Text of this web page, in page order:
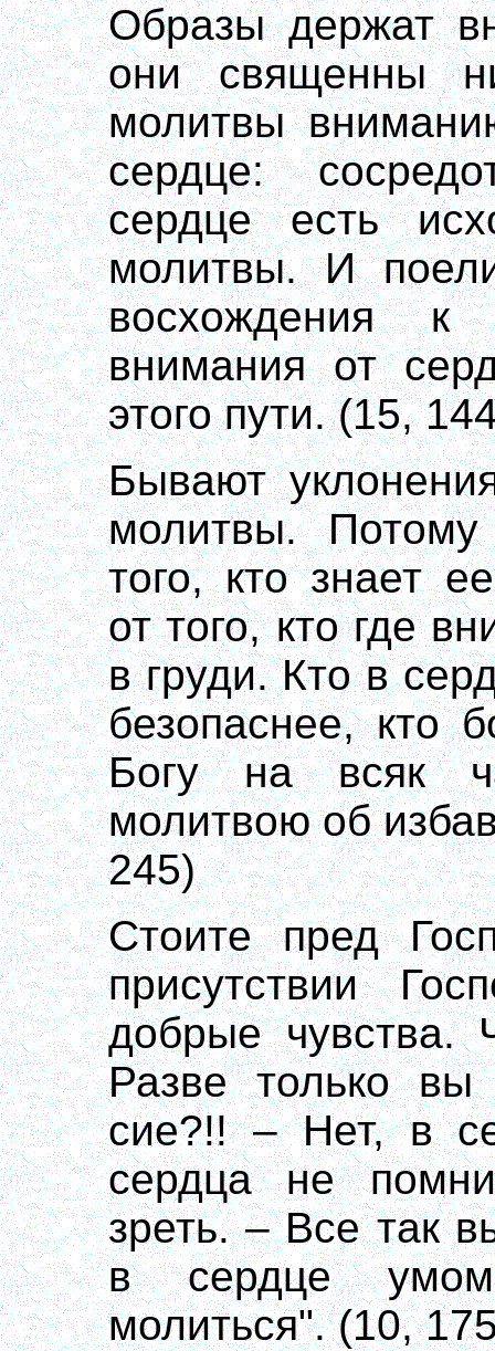
Образы держат
они священны
молитвы
сердце:
сердце есть
молитвы. И
восхождения к
внимания от
этого пути. (15,
Бывают
молитвы.
того, кто знает
от того, кто где
в груди. Кто в
безопаснее, кто
Богу на всяк
молитвою об
245)
Стоите пред
присутствии
добрые чувства.
Разве только вы
сие?!! – Нет, в
сердца не
зреть. – Все так
в сердце
молиться". (10,